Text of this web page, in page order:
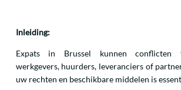
Inleiding:
Expats in Brussel kunnen conflicten
werkgevers, huurders, leveranciers of
uw rechten en beschikbare middelen is